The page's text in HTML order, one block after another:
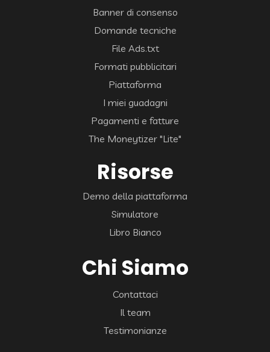
Banner di consenso
Domande tecniche
File Ads.txt
Formati pubblicitari
Piattaforma
I miei guadagni
Pagamenti e fatture
The Moneytizer "Lite"
Risorse
Demo della piattaforma
Simulatore
Libro Bianco
Chi Siamo
Contattaci
Il team
Testimonianze